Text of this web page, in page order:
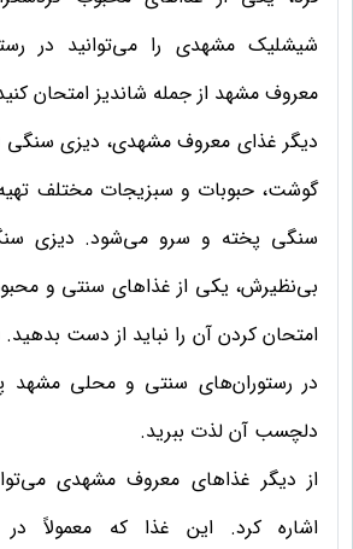
شیشلیک مشهدی را می‌توانید در
معروف مشهد از جمله شاندیز امتحان
دیگر غذای معروف مشهدی، دیزی سنگی
گوشت، حبوبات و سبزیجات مختلف
سنگی پخته و سرو می‌شود. دیزی
بی‌نظیرش، یکی از غذاهای سنتی و
امتحان کردن آن را نباید از دست بدهید.
در رستوران‌های سنتی و محلی مشهد
دلچسب آن لذت ببرید.
از دیگر غذاهای معروف مشهدی
اشاره کرد. این غذا که معمولاً